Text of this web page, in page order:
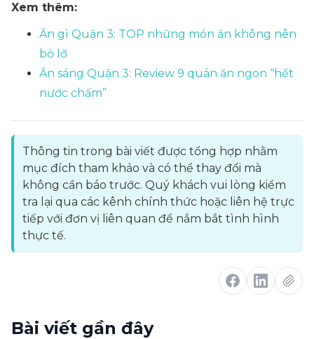
Xem thêm:
Ăn gì Quận 3: TOP những món ăn không nên
bỏ lỡ
Ăn sáng Quận 3: Review 9 quán ăn ngon “hết
nước chấm”
Thông tin trong bài viết được tổng hợp nhằm
mục đích tham khảo và có thể thay đổi mà
không cần báo trước. Quý khách vui lòng kiểm
tra lại qua các kênh chính thức hoặc liên hệ trực
tiếp với đơn vị liên quan để nắm bắt tình hình
thực tế.
Bài viết gần đây